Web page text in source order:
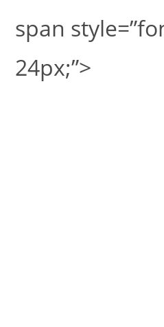
span
24px;”>